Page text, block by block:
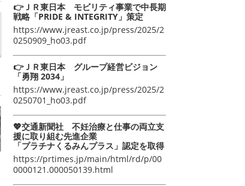
👉ＪＲ東日本 モビリティ事業で中長期
戦略「PRIDE & INTEGRITY」策定
https://www.jreast.co.jp/press/2025/2
0250909_ho03.pdf
👉ＪＲ東日本 グループ経営ビジョン
「勇翔 2034」
https://www.jreast.co.jp/press/2025/2
0250701_ho03.pdf
💖交通新聞社 不妊治療と仕事の両立支
援に取り組む先進企業
「プラチナくるみんプラス」認定を取得
https://prtimes.jp/main/html/rd/p/00
0000121.000050139.html